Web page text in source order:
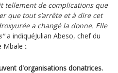
tellement de complications que
que tout s’arrête et à dire cet
a changé la donne. Elle
a indiquéJulian Abeso, chef du
Mbale :.
d'organisations donatrices.